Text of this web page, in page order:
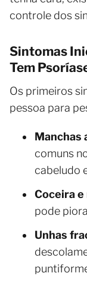
controle dos
Sintomas
Tem
Os primeiros
pessoa para
Manchas
comuns
cabeludo
Coceira
pode
Unhas